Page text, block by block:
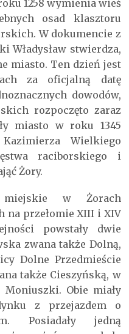
1258 wymienia wieś
osad klasztoru
W dokumencie z
Władysław stwierdza,
miasto. Ten dzień jest
za oficjalną datę
dowodów,
rozpoczęto zaraz
miasto w roku 1345
Wielkiego
raciborskiego i
Żory.
miejskie w Żorach
przełomie XIII i XIV
powstały dwie
zwana także Dolną,
Dolne Przedmieście
także Cieszyńską, w
Obie miały
z przejazdem o
Posiadały jedną